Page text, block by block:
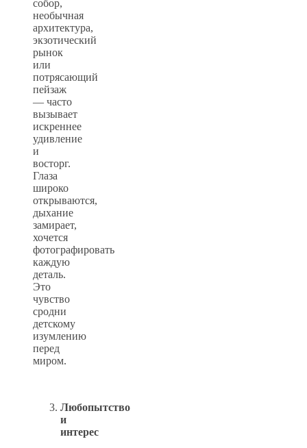
собор,
необычная
архитектура,
экзотический
рынок
или
потрясающий
пейзаж
— часто
вызывает
искреннее
удивление
и
восторг.
Глаза
широко
открываются,
дыхание
замирает,
хочется
фотографировать
каждую
деталь.
Это
чувство
сродни
детскому
изумлению
перед
миром.
Любопытство
и
интерес